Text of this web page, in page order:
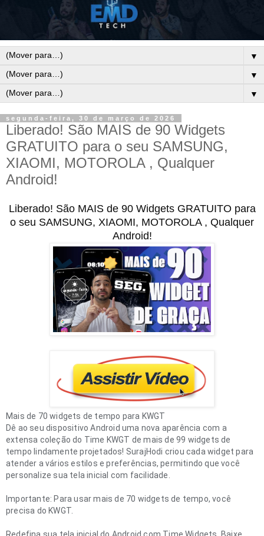
▼
▼
▼
segunda-feira, 30 de março de 2026
Liberado! São MAIS de 90 Widgets
GRATUITO para o seu SAMSUNG,
XIAOMI, MOTOROLA , Qualquer
Android!
Liberado! São MAIS de 90 Widgets GRATUITO para
o seu SAMSUNG, XIAOMI, MOTOROLA , Qualquer
Android!
Mais de 70 widgets de tempo para KWGT
Dê ao seu dispositivo Android uma nova aparência com a
extensa coleção do Time KWGT de mais de 99 widgets de
tempo lindamente projetados! SurajHodi criou cada widget para
atender a vários estilos e preferências, permitindo que você
personalize sua tela inicial com facilidade.
Importante: Para usar mais de 70 widgets de tempo, você
precisa do KWGT.